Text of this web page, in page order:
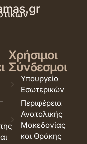
Χρήσιμοι
Σύνδεσμοι
Υπουργείο
Εσωτερικών
Περιφέρεια
Ανατολικής
Μακεδονίας
και Θράκης